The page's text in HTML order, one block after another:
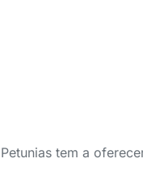
tem a